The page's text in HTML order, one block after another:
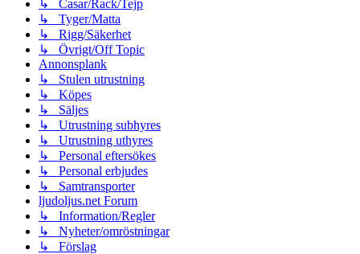
↳ Casar/Rack/Tejp
↳ Tyger/Matta
↳ Rigg/Säkerhet
↳ Övrigt/Off Topic
Annonsplank
↳ Stulen utrustning
↳ Köpes
↳ Säljes
↳ Utrustning subhyres
↳ Utrustning uthyres
↳ Personal eftersökes
↳ Personal erbjudes
↳ Samtransporter
ljudoljus.net Forum
↳ Information/Regler
↳ Nyheter/omröstningar
↳ Förslag